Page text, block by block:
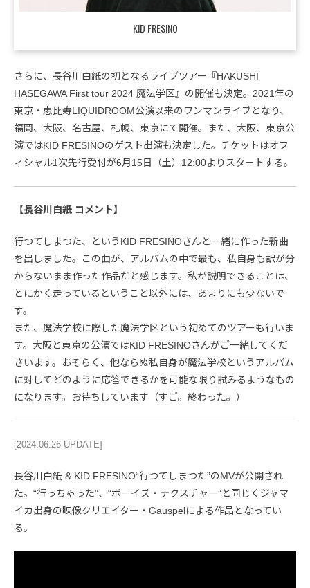
KID FRESINO
さらに、長谷川白紙の初となるライブツアー『HAKUSHI
HASEGAWA First tour 2024 魔法学区』の開催も決定。2021年の
東京・恵比寿LIQUIDROOM公演以来のワンマンライブとなり、
福岡、大阪、名古屋、札幌、東京にて開催。また、大阪、東京公
演ではKID FRESINOのゲスト出演も決定した。チケットはオフ
ィシャル1次先行受付が6月15日（土）12:00よりスタートする。
【長谷川白紙 コメント】
行つてしまつた、というKID FRESINOさんと一緒に作った新曲
を出しました。この曲が、アルバムの中で最も、私自身も訳が分
からないまま作った作品だと感じます。私が説明できることは、
とにかく走っているということ以外には、あまりにも少ないで
す。
また、魔法学校に際した魔法学区という初めてのツアーも行いま
す。大阪と東京の公演ではKID FRESINOさんがご一緒してくだ
さいます。おそらく、他ならぬ私自身が魔法学校というアルバム
に対してどのように応答できるかを可能な限り試みるようなもの
になります。お待ちしています（すご。終わった。）
[2024.06.26 UPDATE]
長谷川白紙 & KID FRESINO“行つてしまつた”のMVが公開され
た。“行っちゃった”、“ボーイズ・テクスチャー”と同じくジャマ
イカ出身の映像クリエイター・Gauspelによる作品となってい
る。